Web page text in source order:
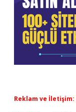
Reklam ve İletişim: